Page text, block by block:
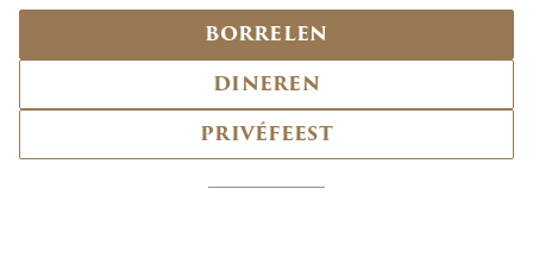
BORRELEN
DINEREN
PRIVÉFEEST